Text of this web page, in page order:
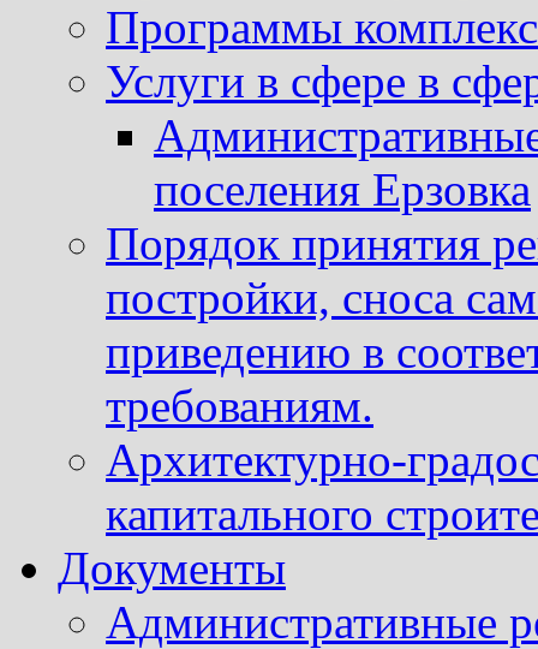
Программы
Услуги в сфере в
поселения Ерзовка
Порядок принятия
постройки, сноса
приведению в
требованиям.
Архитектурно-
капитального
Документы
Административные